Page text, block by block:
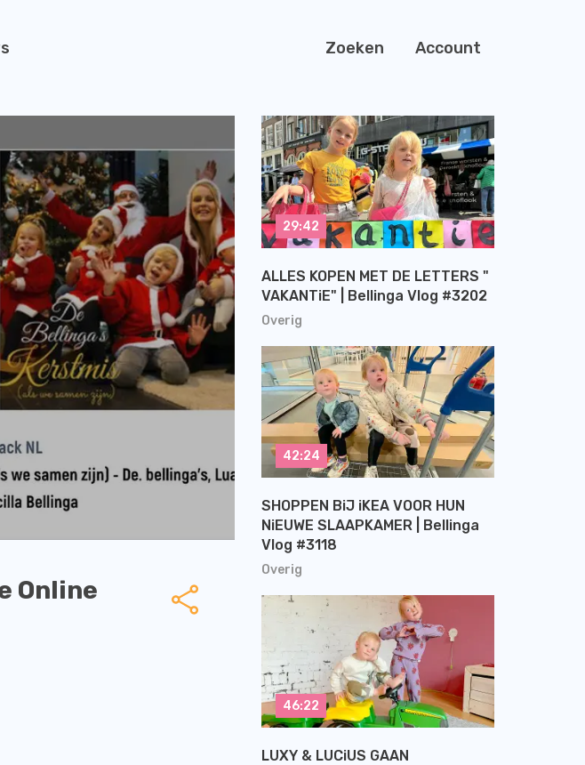
Zoeken Account
Online
Overig
ALLES KOPEN MET DE LETTERS "
VAKANTiE" | Bellinga Vlog #3202
29:42
Overig
SHOPPEN BiJ iKEA VOOR HUN
NiEUWE SLAAPKAMER | Bellinga
Vlog #3118
42:24
LUXY & LUCiUS GAAN
46:22